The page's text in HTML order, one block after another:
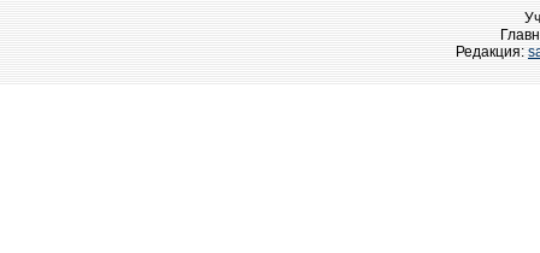
Редакция: